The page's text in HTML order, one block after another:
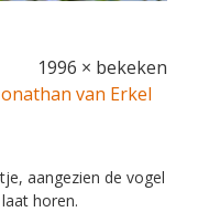
1996 × bekeken
van Erkel
aangezien de vogel
horen.